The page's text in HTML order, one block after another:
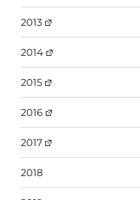
2013
2014
2015
2016
2017
2018